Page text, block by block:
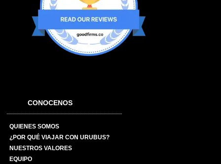
CONOCENOS
QUIENES SOMOS
¿POR QUÉ VIAJAR CON URUBUS?
NUESTROS VALORES
EQUIPO